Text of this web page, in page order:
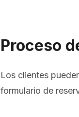
Proceso
Los clientes
formulario de